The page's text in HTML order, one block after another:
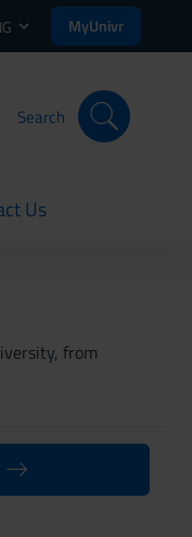
MyUnivr
Search
Us
from